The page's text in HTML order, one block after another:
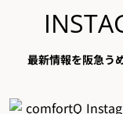
最新情報を阪急う